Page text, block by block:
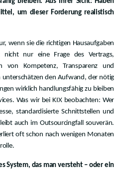
um dieser Forderung realistisch
wenn sie die richtigen Hausaufgaben
nicht nur eine Frage des Vertrags,
von Kompetenz, Transparenz und
unterschätzen den Aufwand, der nötig
wirklich handlungsfähig zu bleiben
Was wir bei KIX beobachten: Wer
standardisierte Schnittstellen und
auch im Outsourcingfall souverän.
oft schon nach wenigen Monaten
System, das man versteht – oder ein